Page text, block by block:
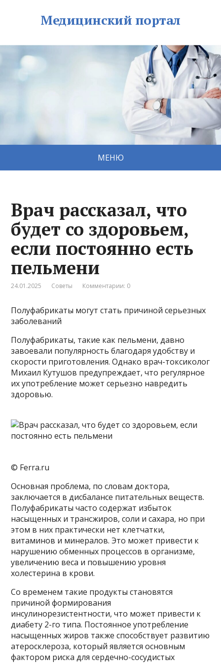
Медицинский портал
МЕНЮ
Врач рассказал, что
будет со здоровьем,
если постоянно есть
пельмени
24.01.2025 Советы Комментарии: 0
Полуфабрикаты могут стать причиной серьезных
заболеваний
Полуфабрикаты, такие как пельмени, давно
завоевали популярность благодаря удобству и
скорости приготовления. Однако врач-токсиколог
Михаил Кутушов предупреждает, что регулярное
их употребление может серьезно навредить
здоровью.
© Ferra.ru
Основная проблема, по словам доктора,
заключается в дисбалансе питательных веществ.
Полуфабрикаты часто содержат избыток
насыщенных и трансжиров, соли и сахара, но при
этом в них практически нет клетчатки,
витаминов и минералов. Это может привести к
нарушению обменных процессов в организме,
увеличению веса и повышению уровня
холестерина в крови.
Со временем такие продукты становятся
причиной формирования
инсулинорезистентности, что может привести к
диабету 2-го типа. Постоянное употребление
насыщенных жиров также способствует развитию
атеросклероза, который является основным
фактором риска для сердечно-сосудистых